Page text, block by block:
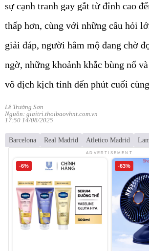
sự cạnh tranh gay gắt từ đỉnh cao
thấp hơn, cùng với những câu hỏi
giải đáp, người hâm mộ đang chờ
ngờ, những khoảnh khắc bùng nổ
vô địch kịch tính đến phút cuối
Lê Trường Sơn
Nguồn: giaitri.thoibaovhnt.com.vn
17:50 14/08/2025
Barcelona Real Madrid Atletico Madrid
ADVERTISEMENT
-6% -63%